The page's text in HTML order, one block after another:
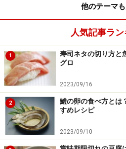
他のテーマ
人気記事ラ
1
寿司ネタの切り方と
グロ
2023/09/16
2
鱧の卵の食べ方とは
すめレシピ
2023/09/10